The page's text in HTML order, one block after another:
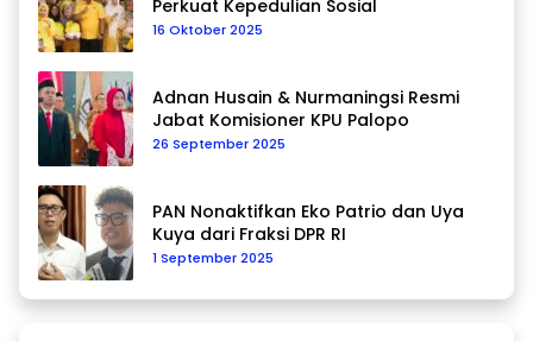
Perkuat Kepedulian Sosial
16 Oktober 2025
Adnan Husain & Nurmaningsi Resmi
Jabat Komisioner KPU Palopo
26 September 2025
PAN Nonaktifkan Eko Patrio dan Uya
Kuya dari Fraksi DPR RI
1 September 2025